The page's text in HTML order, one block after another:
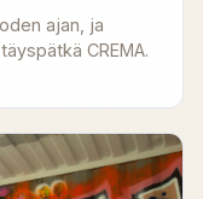
ajan, ja
CREMA.